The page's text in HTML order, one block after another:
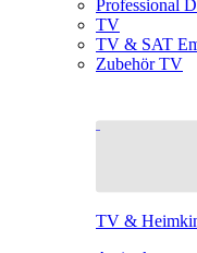
Professional
TV
TV & SAT
Zubehör TV
TV &